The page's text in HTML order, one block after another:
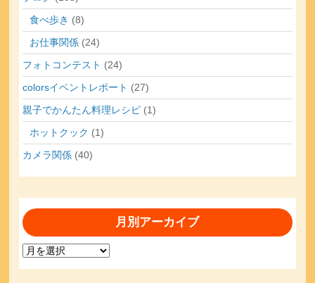
食べ歩き (8)
お仕事関係 (24)
フォトコンテスト (24)
colorsイベントレポート (27)
親子でかんたん料理レシピ (1)
ホットクック (1)
カメラ関係 (40)
月別アーカイブ
月